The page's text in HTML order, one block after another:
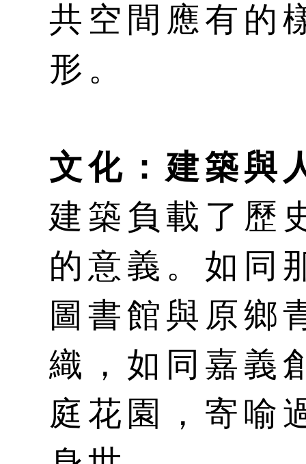
共空間應有的
形。
文化：建築與
建築負載了歷
的意義。如同
圖書館與原鄉
織，如同嘉義
庭花園，寄喻